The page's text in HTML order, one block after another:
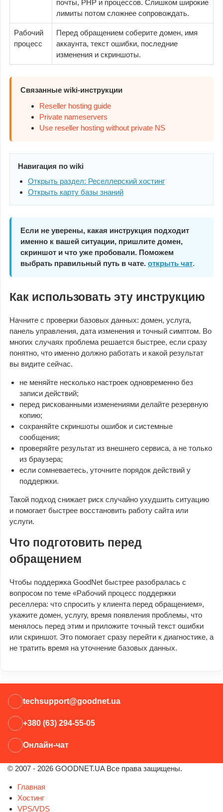
почты, PHP и процессов. Слишком широкие
лимиты потом сложнее сопровождать.
Рабочий
процесс
Перед обращением соберите домен, имя
аккаунта, текст ошибки, последние
изменения и скриншоты.
Связанные wiki-инструкции
Reseller hosting guide
Private nameservers
Use reseller hosting without private NS
Навигация по wiki
Открыть раздел: Реселлерский хостинг
Открыть карту базы знаний
Если не уверены, какая инструкция подходит
именно к вашей ситуации, пришлите домен,
скриншот и что уже пробовали. Поможем
выбрать правильный путь в чате. открыть чат.
Как использовать эту инструкцию
Начните с проверки базовых данных: домен, услуга,
панель управления, дата изменения и точный симптом. Во
многих случаях проблема решается быстрее, если сразу
понятно, что именно должно работать и какой результат
вы видите сейчас.
не меняйте несколько настроек одновременно без
записи действий;
перед рискованными изменениями делайте резервную
копию;
сохраняйте скриншоты ошибок и системные
сообщения;
проверяйте результат из внешнего сервиса, а не только
из браузера;
если сомневаетесь, уточните порядок действий у
поддержки.
Такой подход снижает риск случайно ухудшить ситуацию
и помогает быстрее восстановить работу сайта или
услуги.
Что подготовить перед
обращением
Чтобы поддержка GoodNet быстрее разобралась с
вопросом по теме «Рабочий процесс поддержки
реселлера: что спросить у клиента перед обращением»,
укажите домен, услугу, время появления проблемы, что
менялось перед этим и приложите точный текст ошибки
или скриншот. Это помогает сразу перейти к диагностике, а
не тратить время на уточнение базовых данных.
techsupport@goodnet.ua
+380 (63) 294-55-05
Онлайн-чат
© 2007 - 2026 GOODNET.UA Все права защищены.
Главная
Хостинг
VPS/VDS